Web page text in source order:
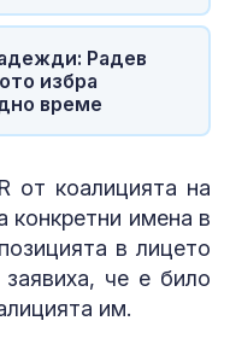
Радев
избра
време
от коалицията на
конкретни имена в
в лицето
че е било
им.